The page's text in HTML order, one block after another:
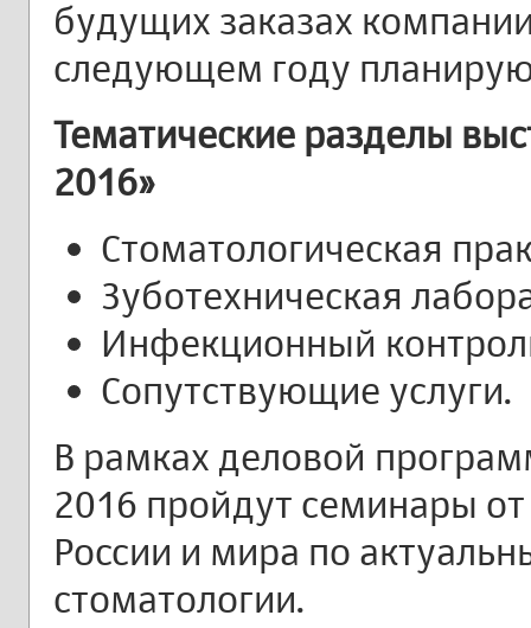
будущих заказах
следующем году
Тематические разделы
2016»
Стоматологическая
Зуботехническая
Инфекционный
Сопутствующие услуги.
В рамках деловой
2016 пройдут семинары
России и мира по
стоматологии.